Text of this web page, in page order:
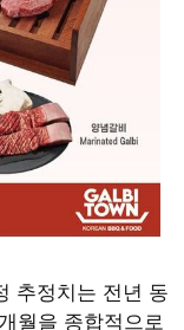
추정치는 전년 동
월을 종합적으로